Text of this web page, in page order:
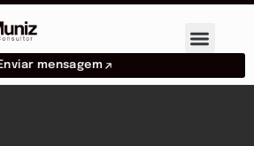
Enviar mensagem